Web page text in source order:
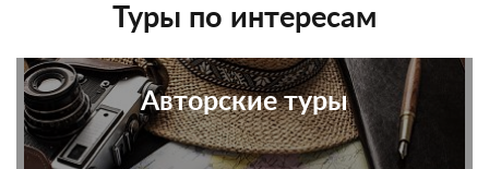
Туры по интересам
Авторские туры